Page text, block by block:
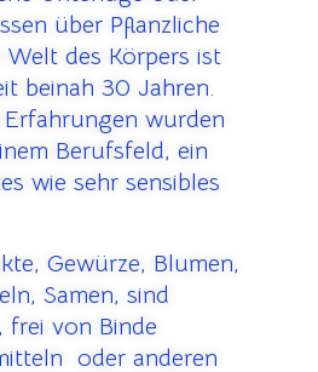
über Pflanzliche
des Körpers ist
beinah 30 Jahren.
wurden
Berufsfeld, ein
wie sehr sensibles
Gewürze, Blumen,
Samen, sind
frei von Binde
oder anderen